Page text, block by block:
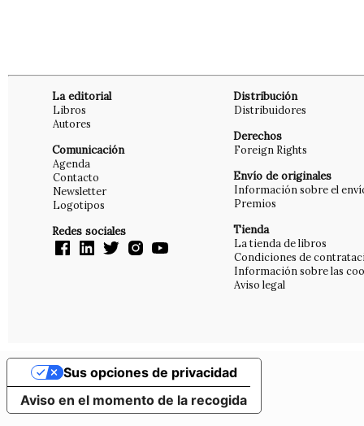
La editorial
Libros
Autores
Comunicación
Agenda
Contacto
Newsletter
Logotipos
Redes sociales
Distribución
Distribuidores
Derechos
Foreign Rights
Envío de originales
Información sobre el
Premios
Tienda
La tienda de libros
Condiciones de
Información sobre las
Aviso legal
Aviso en el momento de la recogida
Sus opciones de privacidad